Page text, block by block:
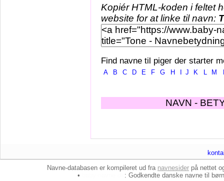
Kopiér HTML-koden i feltet
website for at linke til navn:
Find navne til piger der starter
A B C D E F G H J K L M
NAVN -
Navne-databasen er kompileret ud fra navnesider på nettet
•
: Godkendte danske navne til børn